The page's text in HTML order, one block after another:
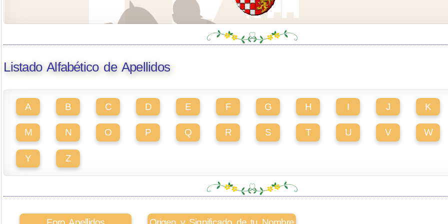
Listado Alfabético de Apellidos
A B C D E F G H I J K
M N O P Q R S T U V W
Y Z